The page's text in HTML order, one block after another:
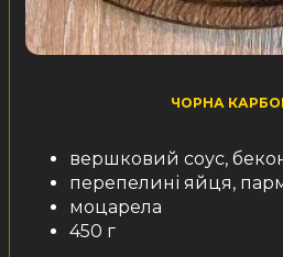
ЧОРНА
вершковий соус,
перепелині яйця,
моцарела
450 г